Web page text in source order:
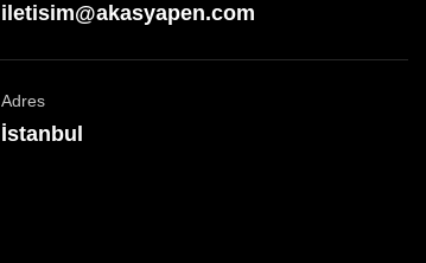
iletisim@akasyapen.com
Adres
İstanbul